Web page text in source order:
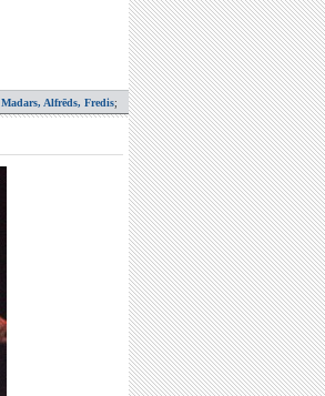
Madars, Alfrēds, Fredis;